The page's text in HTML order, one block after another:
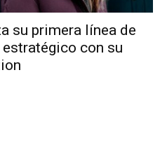
su primera línea de
con su